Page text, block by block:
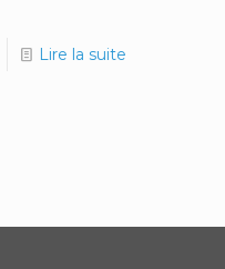
Lire la suite